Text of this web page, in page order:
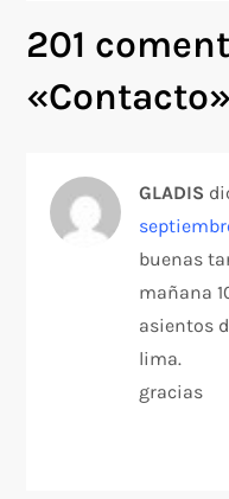
201
«Contacto»
GLADIS
buenas
mañana
asientos
lima.
gracias